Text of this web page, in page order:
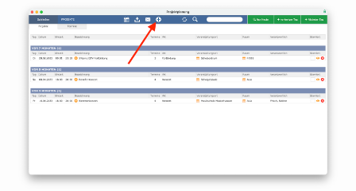
Terminal
Cloudversion
Was kostet die App?
Versionshinweise
Chatbot
Verwaltungsassistent
iMikel